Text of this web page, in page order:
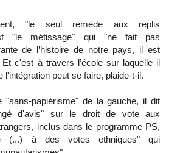
"le seul remède aux replis
"le métissage" qui "ne fait pas
de l’histoire de notre pays, il est
c'est à travers l’école sur laquelle il
l'intégration peut se faire, plaide-t-il.
"sans-papiérisme" de la gauche, il dit
d'avis" sur le droit de vote aux
inclus dans le programme PS,
(...) à des votes ethniques" qui